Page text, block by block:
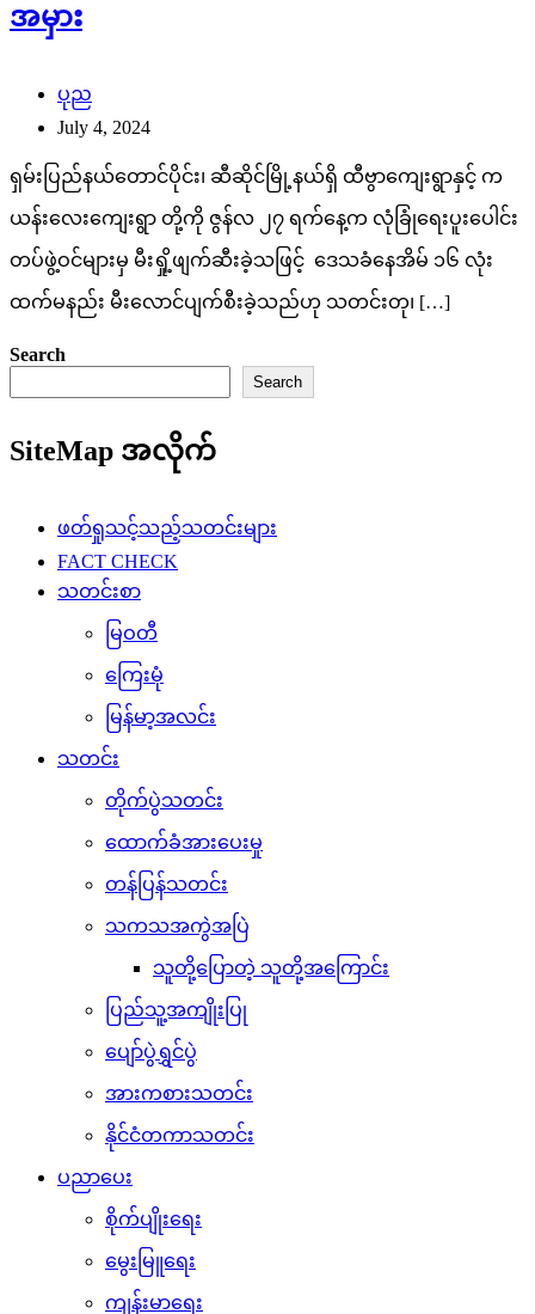
အမှား
ပုည
July 4, 2024
ရှမ်းပြည်နယ်တောင်ပိုင်း၊ ဆီဆိုင်မြို့နယ်ရှိ ထီဗွာကျေးရွာနှင့် က
ယန်းလေးကျေးရွာ တို့ကို ဇွန်လ ၂၇ ရက်နေ့က လုံခြုံရေးပူးပေါင်း
တပ်ဖွဲ့ဝင်များမှ မီးရှို့ဖျက်ဆီးခဲ့သဖြင့် ဒေသခံနေအိမ် ၁၆ လုံး
ထက်မနည်း မီးလောင်ပျက်စီးခဲ့သည်ဟု သတင်းတု၊ […]
Search
Search
SiteMap အလိုက်
ဖတ်ရှုသင့်သည့်သတင်းများ
FACT CHECK
သတင်းစာ
မြဝတီ
ကြေးမုံ
မြန်မာ့အလင်း
သတင်း
တိုက်ပွဲသတင်း
ထောက်ခံအားပေးမှု
တန်ပြန်သတင်း
သကသအကွဲအပြဲ
သူတို့ပြောတဲ့ သူတို့အကြောင်း
ပြည်သူ့အကျိုးပြု
ပျော်ပွဲရွှင်ပွဲ
အားကစားသတင်း
နိုင်ငံတကာသတင်း
ပညာပေး
စိုက်ပျိုးရေး
မွေးမြူရေး
ကျန်းမာရေး